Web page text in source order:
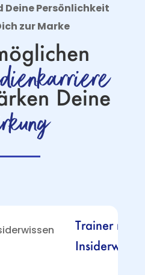
Deine Persönlichkeit
zur Marke
Deine
Trainer mit